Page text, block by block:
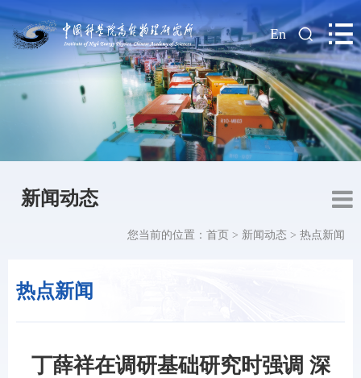
| En
新闻动态
热点新闻
您当前的位置： 首页 > 新闻动态 > 热点新闻
丁薛祥在调研基础研究时强调 深